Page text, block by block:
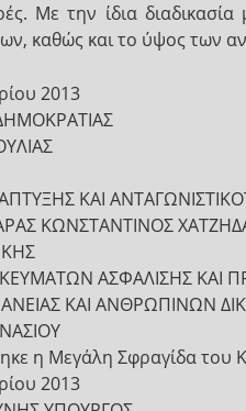
Με την ίδια
καθώς και το ύψος των
2013
ΚΑΙ
ΚΩΝΣΤΑΝΤΙΝΟΣ
ΑΣΦΑΛΙΣΗΣ
ΚΑΙ ΑΝΘΡΩΠΙΝΩΝ
η Μεγάλη Σφραγίδα του
2013